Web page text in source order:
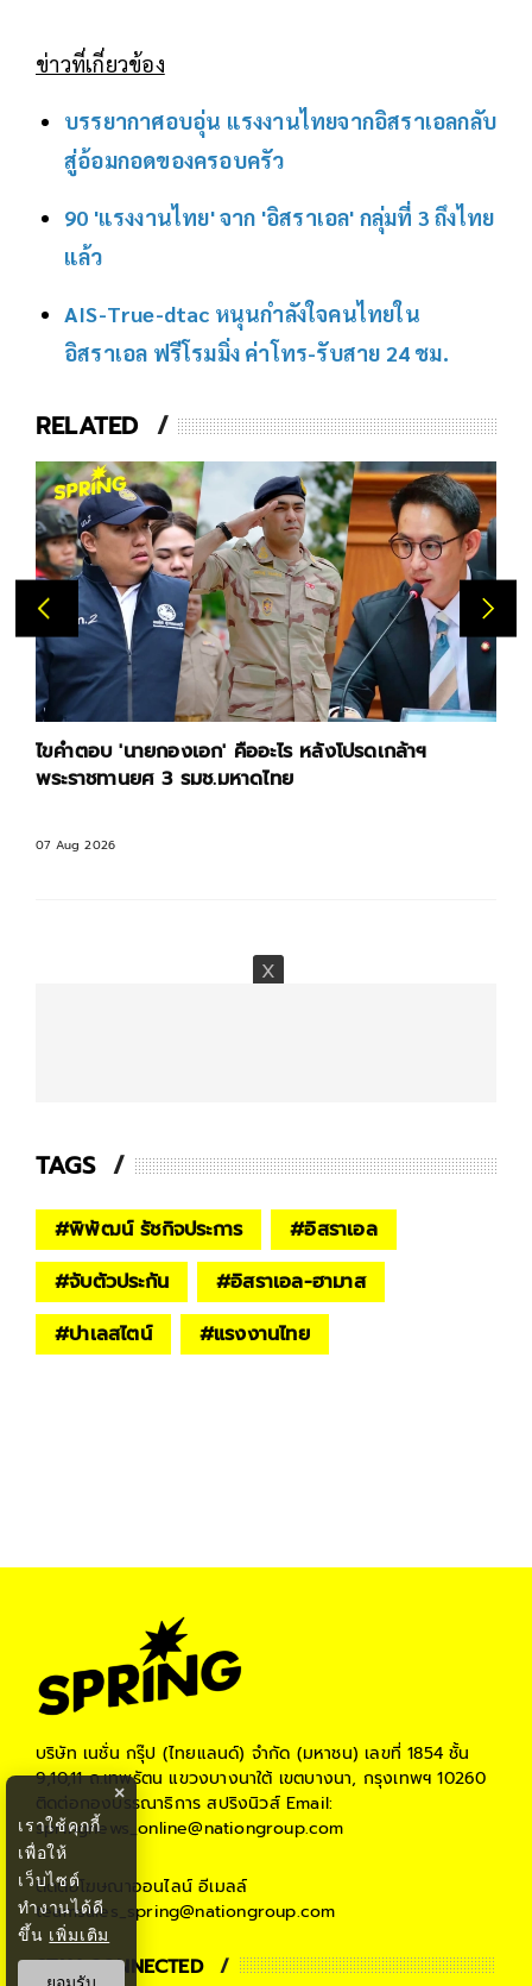
ข่าวที่เกี่ยวข้อง
บรรยากาศอบอุ่น แรงงานไทยจากอิสราเอลกลับ
สู่อ้อมกอดของครอบครัว
90 'แรงงานไทย' จาก 'อิสราเอล' กลุ่มที่ 3 ถึงไทย
แล้ว
AIS-True-dtac หนุนกำลังใจคนไทยใน
อิสราเอล ฟรีโรมมิ่ง ค่าโทร-รับสาย 24 ชม.
RELATED
ไขคำตอบ 'นายกองเอก' คืออะไร หลังโปรดเกล้าฯ
พระราชทานยศ 3 รมช.มหาดไทย
07 Aug 2026
TAGS
#พิพัฒน์ รัชกิจประการ #อิสราเอล
#จับตัวประกัน #อิสราเอล-ฮามาส
#ปาเลสไตน์ #แรงงานไทย
บริษัท เนชั่น กรุ๊ป (ไทยแลนด์) จำกัด (มหาชน) เลขที่ 1854 ชั้น
9,10,11 ถ.เทพรัตน แขวงบางนาใต้ เขตบางนา, กรุงเทพฯ 10260
ติดต่อกองบรรณาธิการ สปริงนิวส์Email:
springnews_online@nationgroup.com
ติดต่อโฆษณาออนไลน์ อีเมลล์
teamsales_spring@nationgroup.com
STAY CONNECTED
×
เราใช้คุกกี้
เพื่อให้
เว็บไซต์
ทำงานได้ดี
ขึ้น เพิ่มเติม